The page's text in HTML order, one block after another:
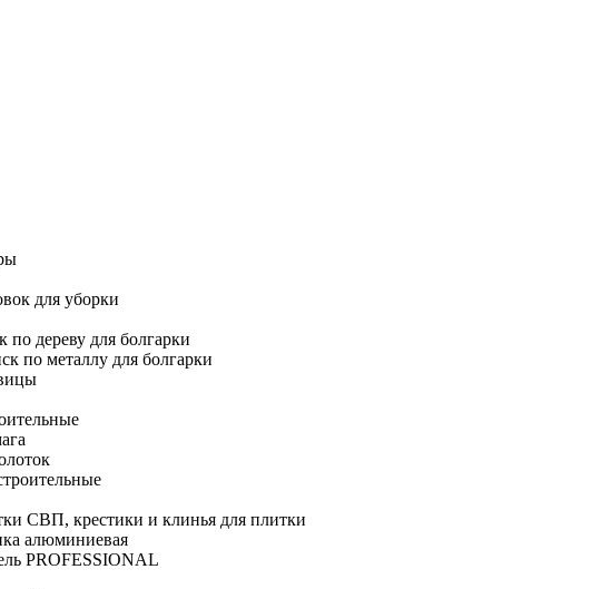
для уборки
по дереву для болгарки
по металлу для болгарки
СВП, крестики и клинья для плитки
алюминиевая
PROFESSIONAL